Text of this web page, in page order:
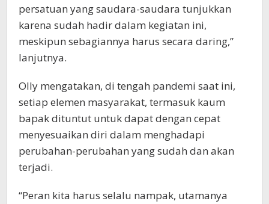
persatuan yang saudara-saudara tunjukkan
karena sudah hadir dalam kegiatan ini,
meskipun sebagiannya harus secara daring,”
lanjutnya.
Olly mengatakan, di tengah pandemi saat ini,
setiap elemen masyarakat, termasuk kaum
bapak dituntut untuk dapat dengan cepat
menyesuaikan diri dalam menghadapi
perubahan-perubahan yang sudah dan akan
terjadi.
“Peran kita harus selalu nampak, utamanya